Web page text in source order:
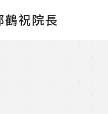
祝院長